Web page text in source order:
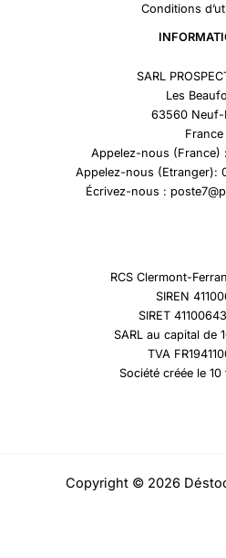
Conditions
SARL
Les
63560 Neuf-
France
Appelez-nous (France)
Appelez-nous (Etranger):
Écrivez-nous :
RCS Clermont-
SIREN
SIRET
SARL au capital de
TVA
Société créée le 10
Copyright © 2026